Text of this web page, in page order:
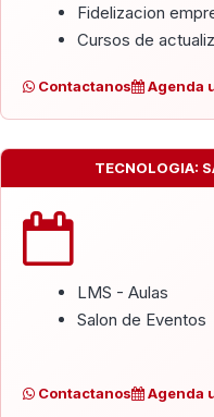
Fidelizacion
Cursos de
Contactanos Agenda
TECNOLOGIA:
LMS - Aulas
Salon de Eventos
Contactanos Agenda